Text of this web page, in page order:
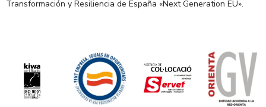
Transformación y Resiliencia de España «Next Generation EU».